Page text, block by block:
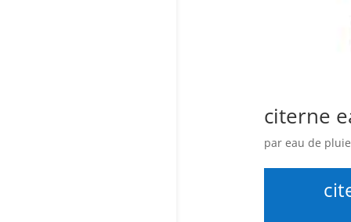
citerne
par eau de pluie